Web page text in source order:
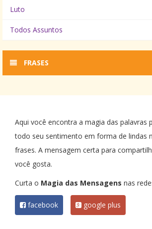
Luto
Todos Assuntos
FRASES
Aqui você encontra a magia das palavras
todo seu sentimento em forma de lindas
frases. A mensagem certa para
você gosta.
Curta o Magia das Mensagens nas
facebook google plus